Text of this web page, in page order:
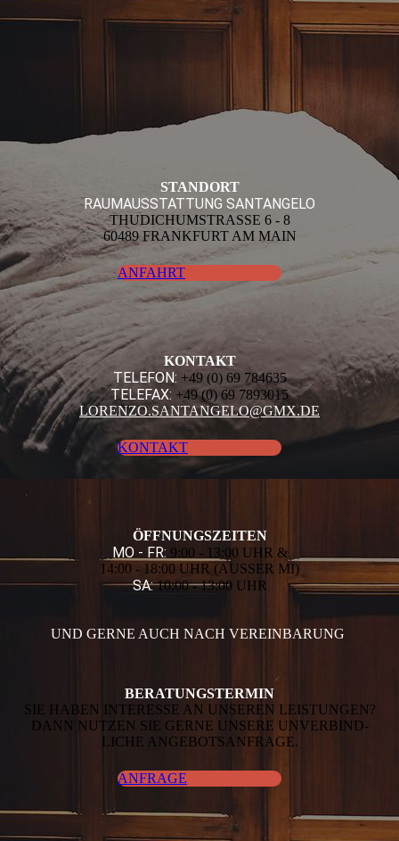
STANDORT
RAUMAUSSTATTUNG SANTANGELO
THUDICHUMSTRASSE 6 - 8
60489 FRANKFURT AM MAIN
ANFAHRT
KONTAKT
TELEFON: +49 (0) 69 784635
TELEFAX: +49 (0) 69 7893015
LORENZO.SANTANGELO@GMX.DE
KONTAKT
ÖFFNUNGS­ZEITEN
MO - FR: 9:00 - 13:00 UHR &
14:00 - 18:00 UHR (AUSSER MI)
SA:10:00 - 13:00 UHR
UND GERNE AUCH NACH VEREINBARUNG
BERATUNGS­TERMIN
SIE HABEN INTERESSE AN UNSEREN LEISTUNGEN?
DANN NUTZEN SIE GERNE UNSERE UNVERBIND­
LICHE ANGEBOTSANFRAGE.
ANFRAGE